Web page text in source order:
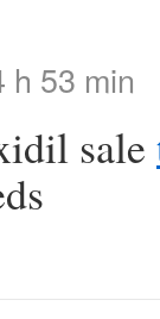
h 53 min
sale